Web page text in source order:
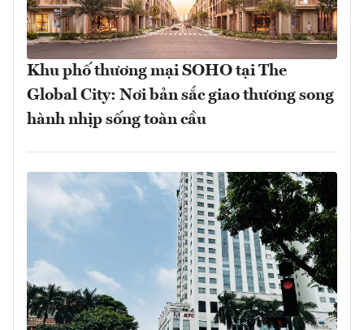
Khu phố thương mại SOHO tại The
Global City: Nơi bản sắc giao thương song
hành nhịp sống toàn cầu